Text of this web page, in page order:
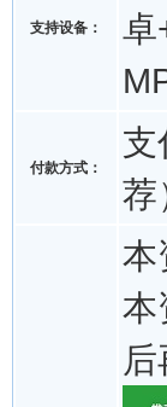
支持设备：
卓
付款方式：
支
荐
本
本
后